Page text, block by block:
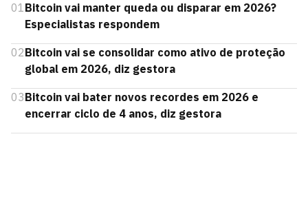
01Bitcoin vai manter queda ou disparar em 2026?
Especialistas respondem
02Bitcoin vai se consolidar como ativo de proteção
global em 2026, diz gestora
03Bitcoin vai bater novos recordes em 2026 e
encerrar ciclo de 4 anos, diz gestora